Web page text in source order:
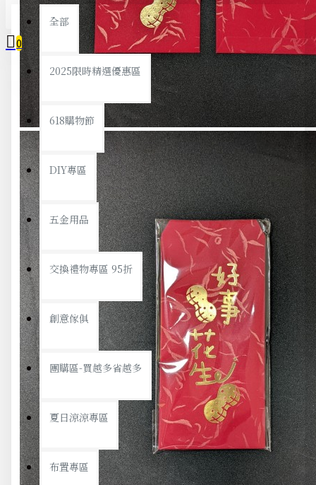
全部
2025限時精選優惠區
618購物節
DIY專區
五金用品
交換禮物專區 95折
創意傢俱
團購區-買越多省越多
夏日涼涼專區
布置專區
0
您的購物車內沒有商品！